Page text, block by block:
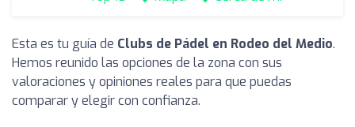
Esta es tu guía de Clubs de Pádel en Rodeo del Medio.
Hemos reunido las opciones de la zona con sus
valoraciones y opiniones reales para que puedas
comparar y elegir con confianza.